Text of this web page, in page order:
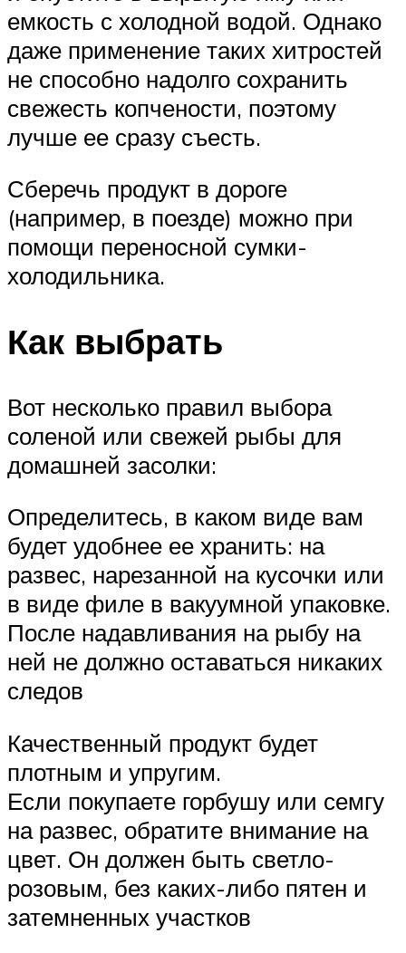
емкость с холодной водой. Однако
даже применение таких хитростей
не способно надолго сохранить
свежесть копчености, поэтому
лучше ее сразу съесть.
Сберечь продукт в дороге
(например, в поезде) можно при
помощи переносной сумки-
холодильника.
Как выбрать
Вот несколько правил выбора
соленой или свежей рыбы для
домашней засолки:
Определитесь, в каком виде вам
будет удобнее ее хранить: на
развес, нарезанной на кусочки или
в виде филе в вакуумной упаковке.
После надавливания на рыбу на
ней не должно оставаться никаких
следов
Качественный продукт будет
плотным и упругим.
Если покупаете горбушу или семгу
на развес, обратите внимание на
цвет. Он должен быть светло-
розовым, без каких-либо пятен и
затемненных участков